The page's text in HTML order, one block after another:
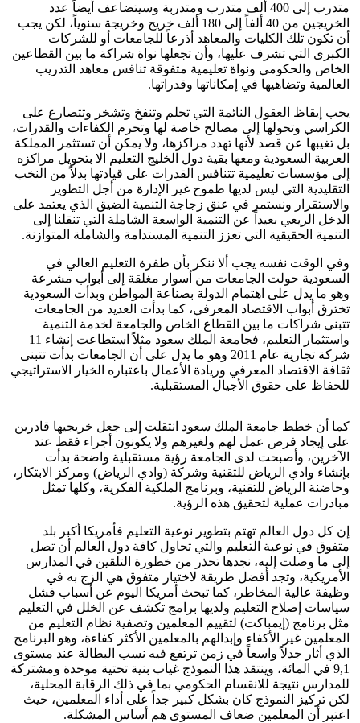
متدرب إلى 400 ألف متدرب ومتدربة وسيتضاعف أيضاً عدد
الخريجين من 40 ألفاً إلى 180 ألف خريج وخريجة سنوياً، لكن يجب
أن تكون تلك الكليات والمعاهد أذرعاً للجامعات أو للشركات
الكبرى التي تشرف عليها، وأن تجعلها نواة شراكة ما بين القطاعين
الخاص والحكومي ونواة تعليمية متفوقة تنافس معاهد التدريب
العالمية وتضاهيها في إمكاناتها وقدراتها.
يجب إيقاظ العقول النائمة التي تحلم وتنفخ وتشخر وتتصارع على
الكراسي وتحولها إلى مصالح خاصة لها وتحرم الكفاءات والقدرات،
بل تغيبها عن قصد لأنها تهدد مراكزها، ولا يمكن أن تستثمر المملكة
العربية السعودية ومعها بقية دول الخليج التعليم الا بتحويل مراكزه
إلى مؤسسات تعليمية تتنافس القدرات على قيادتها بدلاً من النخب
التقليدية التي ليس لديها طموح غير الإدارة من أجل التطوير
والاستقرار ونستمر في عنق زجاجة التنمية الضيق الذي يعتمد على
الدخل الريعي بعيداً عن التنمية الواسعة الشاملة التي تنقلنا إلى
التنمية الحقيقية التي تعزز التنمية المستدامة والشاملة المتوازنة.
وفي الوقت نفسه يجب ألا ننكر بأن طفرة التعليم العالي في
السعودية حولت الجامعات من أسوار مغلقة إلى أبواب مشرعة
وهو ما يدل على اهتمام الدولة بصناعة المواطن وبدأت السعودية
تخترق أبواب الاقتصاد المعرفي، كما بدأت العديد من الجامعات
تتبنى شراكات ما بين القطاع الخاص والجامعة لخدمة التنمية
واستثمار التعليم، فجامعة الملك سعود مثلاً استطاعت إنشاء 11
شركة تجارية عام 2011 وهو ما يدل على أن الجامعات بدأت تتبنى
ثقافة الاقتصاد المعرفي وريادة الأعمال باعتباره الخيار الاستراتيجي
للحفاظ على حقوق الأجيال المستقبلية.
كما أن خطط جامعة الملك سعود انتقلت إلى جعل خريجيها قادرين
على إيجاد فرص عمل لهم ولغيرهم ولا يكونون أجراء فقط عند
الآخرين، وأصبحت لدى الجامعة رؤية مستقبلية واضحة بدأت
بإنشاء وادي الرياض للتقنية وشركة (وادي الرياض) ومركز الابتكار،
وحاضنة الرياض للتقنية، وبرنامج الملكية الفكرية، وكلها تمثل
مبادرات عملية لتحقيق هذه الرؤية.
إن كل دول العالم تهتم بتطوير نوعية التعليم فأمريكا أكبر بلد
متفوق في نوعية التعليم والتي تحاول كافة دول العالم أن تصل
إلى ما وصلت إليه، نجدها تحذر من خطورة التلقين في المدارس
الأمريكية، وتجد أفضل طريقة لاختيار متفوق هي الزج به في
وظيفة عالية المخاطر، كما تبحث أمريكا اليوم عن أسباب فشل
سياسات إصلاح التعليم ولديها برامج تكشف عن الخلل في التعليم
مثل برنامج (إيمباكت) لتقييم المعلمين وتصفية نظام التعليم من
المعلمين غير الأكفاء وإبدالهم بالمعلمين الأكثر كفاءة، وهو البرنامج
الذي أثار جدلاً واسعاً في زمن ترتفع فيه نسب البطالة عند مستوى
9,1 في المائة، وينتقد هذا النموذج غياب بنية تحتية موحدة ومشتركة
للمدارس نتيجة للانقسام الحكومي بما في ذلك الرقابة المحلية،
لكن تركيز النموذج كان بشكل كبير جداً على أداء المعلمين، حيث
اعتبر أن المعلمين ضعاف المستوى هم أساس المشكلة.